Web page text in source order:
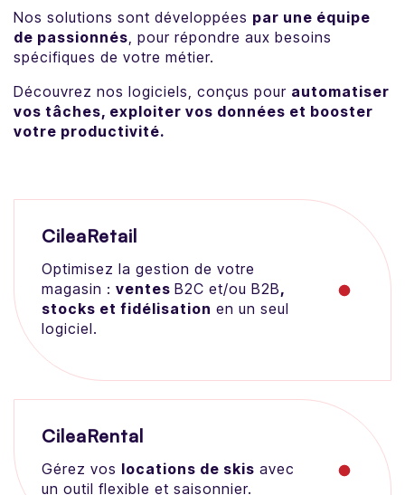
Nos solutions sont développées par une équipe
de passionnés, pour répondre aux besoins
spécifiques de votre métier.
Découvrez nos logiciels, conçus pour automatiser
vos tâches, exploiter vos données et booster
votre productivité.
CileaRetail
Optimisez la gestion de votre
magasin : ventes B2C et/ou B2B,
stocks et fidélisation en un seul
logiciel.
CileaRental
Gérez vos locations de skis avec
un outil flexible et saisonnier.